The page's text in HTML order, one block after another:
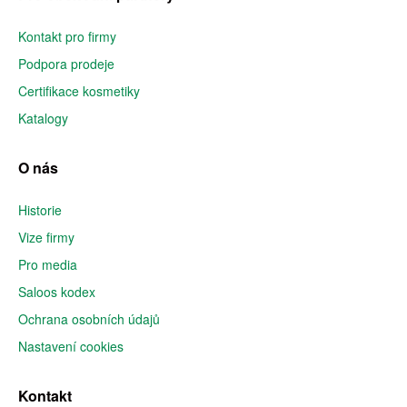
Kontakt pro firmy
Podpora prodeje
Certifikace kosmetiky
Katalogy
O nás
Historie
Vize firmy
Pro media
Saloos kodex
Ochrana osobních údajů
Nastavení cookies
Kontakt